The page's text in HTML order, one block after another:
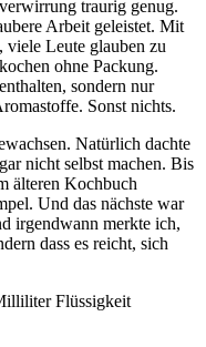
traurig genug.
Arbeit geleistet. Mit
viele Leute glauben zu
ohne Packung.
sondern nur
Sonst nichts.
Natürlich dachte
nicht selbst machen. Bis
älteren Kochbuch
Und das nächste war
irgendwann merkte ich,
dass es reicht, sich
Flüssigkeit